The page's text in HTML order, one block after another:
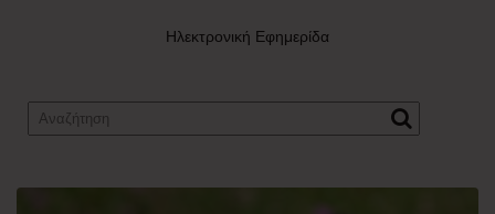
Ηλεκτρονική Εφημερίδα